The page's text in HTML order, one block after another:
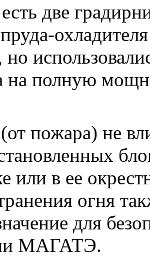
две
но
на полную
пожара) не
или в ее
огня
для
МАГАТЭ.